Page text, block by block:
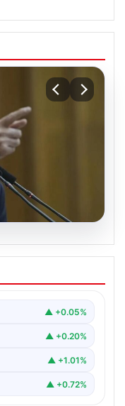
Estetik ve
alanları, evlerin
gelmiştir.